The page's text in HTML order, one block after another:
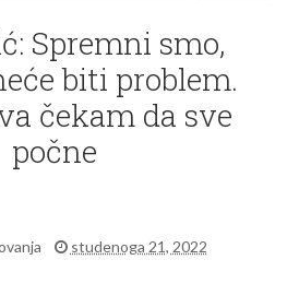
Spremni smo,
biti problem.
čekam da sve
počne
studenoga 21, 2022